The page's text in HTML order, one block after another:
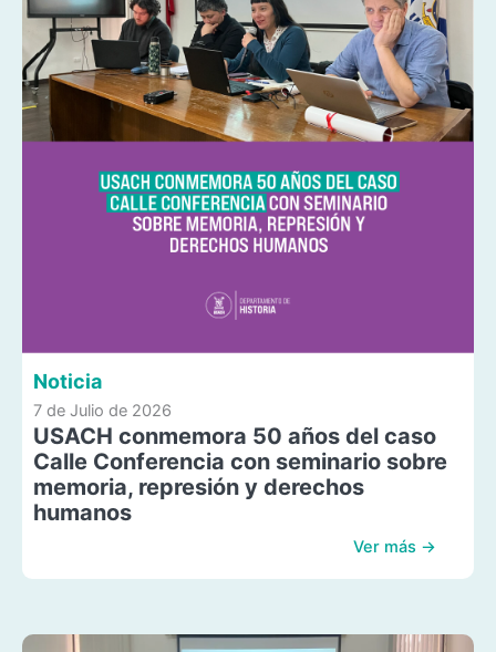
Noticia
7 de Julio de 2026
USACH conmemora 50 años del caso
Calle Conferencia con seminario sobre
memoria, represión y derechos
humanos
Ver más →